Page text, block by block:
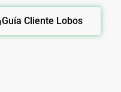
Guía Cliente Lobos